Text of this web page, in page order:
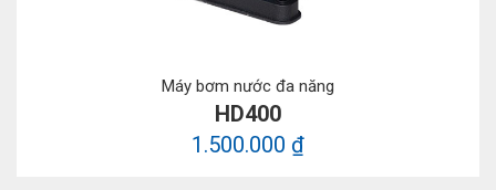
Máy bơm nước đa năng
HD400
1.500.000 ₫